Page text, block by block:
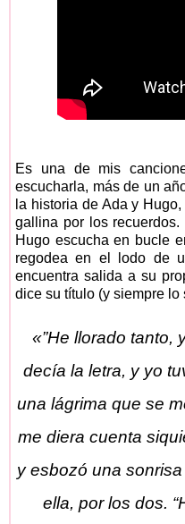
Es una de mis
escucharla, más de un
la historia de Ada y
gallina por los
Hugo escucha en bucle
regodea en el lodo de
encuentra salida a su
dice su título (y siempre lo
«”He llorado tanto,
decía la letra, y yo
una lágrima que se
me diera cuenta
y esbozó una
ella, por los dos.